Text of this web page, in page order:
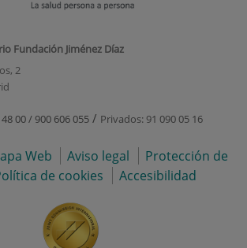
Fundación Jiménez Díaz
2
00 / 900 606 055 / Privados: 91 090 05 16
Web Aviso legal
Protección de
de cookies Accesibilidad